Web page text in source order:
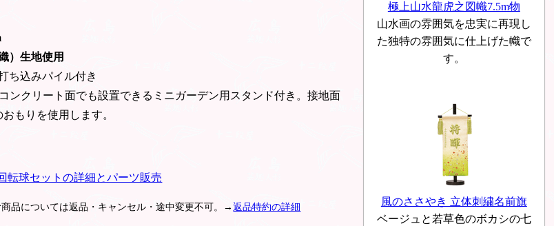
）生地使用
ち込みパイル付き
ンクリート面でも設置できるミニガーデン用スタンド付き。接地面
もりを使用します。
転球セットの詳細とパーツ販売
品については返品・キャンセル・途中変更不可。→返品特約の詳細
極上山水龍虎之図幟7.5m物
山水画の雰囲気を忠実に再現し
た独特の雰囲気に仕上げた幟で
す。
風のささやき 立体刺繍名前旗
ベージュと若草色のボカシの七